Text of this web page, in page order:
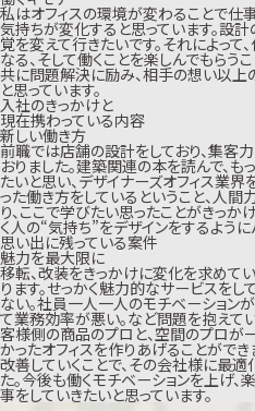
私はオフィスの環境が変わることで仕
気持ちが変化すると思っています。設計
覚を変えて行きたいです。それによっ
なる、そして働くことを楽しんでもらう
共に問題解決に励み、相手の想い以上
と思っています。
入社のきっかけと
現在携わっている内容
新しい働き方
前職では店舗の設計をしており、集客
おりました。建築関連の本を読んで、
たいと思い、デザイナーズオフィス業
った働き方をしているということ、人
り、ここで学びたい思ったことがきっか
く人の“気持ち”をデザインをするよう
思い出に残っている案件
魅力を最大限に
移転、改装をきっかけに変化を求めて
ります。せっかく魅力的なサービスを
ない。社員一人一人のモチベーション
て業務効率が悪い。など問題を抱えて
客様側の商品のプロと、空間のプロが
かったオフィスを作りあげることがで
改善していくことで、その会社様に最
た。今後も働くモチベーションを上げ
事をしていきたいと思っています。